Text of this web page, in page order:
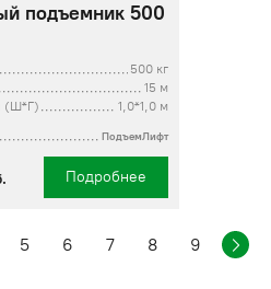
подъемник 500
500 кг
15 м
(Ш*Г)
1,0*1,0 м
ПодъемЛифт
Подробнее
5 6 7 8 9